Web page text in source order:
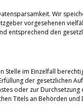
Wir
vorgesehenen
entsprechend den
im Einzelfall
der gesetzlichen
oder zur
Titels an Behörden und